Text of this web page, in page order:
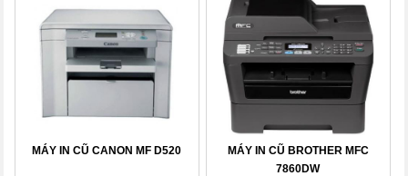
MÁY IN CŨ CANON MF D520
MÁY IN CŨ BROTHER MFC
7860DW